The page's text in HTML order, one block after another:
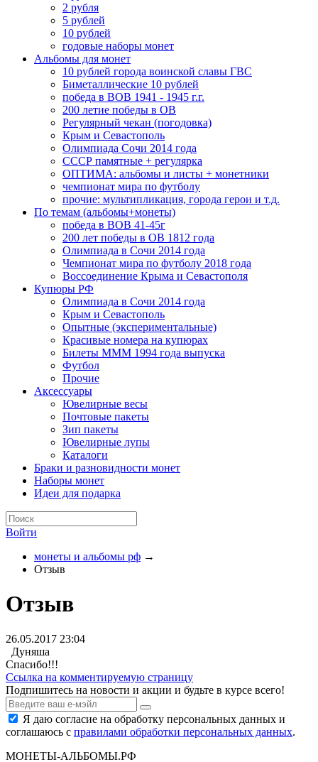
2 рубля
5 рублей
10 рублей
годовые наборы монет
Альбомы для монет
10 рублей города воинской славы ГВС
Биметаллические 10 рублей
победа в ВОВ 1941 - 1945 г.г.
200 летие победы в ОВ
Регулярный чекан (погодовка)
Крым и Севастополь
Олимпиада Сочи 2014 года
СССР памятные + регулярка
ОПТИМА: альбомы и листы + монетники
чемпионат мира по футболу
прочие: мультипликация, города герои и т.д.
По темам (альбомы+монеты)
победа в ВОВ 41-45г
200 лет победы в ОВ 1812 года
Олимпиада в Сочи 2014 года
Чемпионат мира по футболу 2018 года
Воссоединение Крыма и Севастополя
Купюры РФ
Олимпиада в Сочи 2014 года
Крым и Севастополь
Опытные (экспериментальные)
Красивые номера на купюрах
Билеты МММ 1994 года выпуска
Футбол
Прочие
Аксессуары
Ювелирные весы
Почтовые пакеты
Зип пакеты
Ювелирные лупы
Каталоги
Браки и разновидности монет
Наборы монет
Идеи для подарка
Войти
монеты и альбомы рф →
Отзыв
Отзыв
26.05.2017 23:04
Дуняша
Спасибо!!!
Ссылка на комментируемую страницу
Подпишитесь на новости и акции и будьте в курсе всего!
Я даю согласие на обработку персональных данных и
соглашаюсь с правилами обработки персональных данных.
МОНЕТЫ-АЛЬБОМЫ.РФ